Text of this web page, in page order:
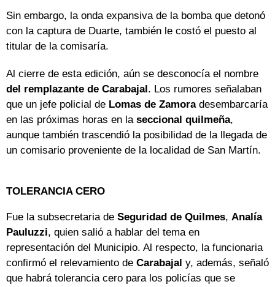
Sin embargo, la onda expansiva de la bomba que detonó
con la captura de Duarte, también le costó el puesto al
titular de la comisaría.
Al cierre de esta edición, aún se desconocía el nombre
del remplazante de Carabajal. Los rumores señalaban
que un jefe policial de Lomas de Zamoradesembarcaría
en las próximas horas en la seccional quilmeña,
aunque también trascendió la posibilidad de la llegada de
un comisario proveniente de la localidad de San Martín.
TOLERANCIA CERO
Fue la subsecretaria de Seguridad de Quilmes, Analía
Pauluzzi, quien salió a hablar del tema en
representación del Municipio. Al respecto, la funcionaria
confirmó el relevamiento de Carabajal y, además, señaló
que habrá tolerancia cero para los policías que se